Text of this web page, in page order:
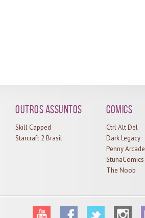
Outros assuntos
Skill Capped
Starcraft 2 Brasil
Comics
Ctrl Alt Del
Dark Legacy
Penny Arcade
StunaComics
The Noob